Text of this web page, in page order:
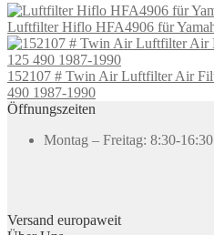
Luftfilter Hiflo HFA4906 für
152107 # Twin Air Luftfilter Air
490 1987-1990
Öffnungszeiten
Montag – Freitag: 8:30-
Versand europaweit